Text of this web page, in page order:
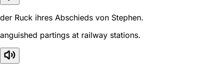
der Ruck ihres Abschieds von Stephen.
anguished partings at railway stations.